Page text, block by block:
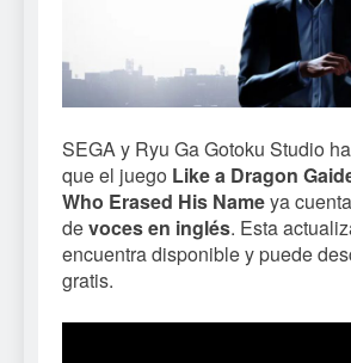
SEGA y Ryu Ga Gotoku Studio
que el juego Like a Dragon
Who Erased His Nameya
devoces en inglés. Esta
encuentra disponible y puede
gratis.